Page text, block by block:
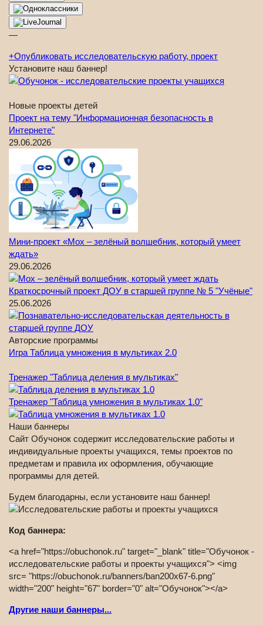
—
+Опубликовать исследовательскую работу, проект
Установите наш баннер!
Новые проекты детей
Проект на тему "Информационная безопасность в
Интернете"
29.06.2026
Мини-проект «Мох – зелёный волшебник, который умеет
ждать»
29.06.2026
Краткосрочный проект ДОУ в старшей группе № 5 "Учёные"
25.06.2026
Авторские программы
Игра Таблица умножения в мультиках 2.0
Тренажер "Таблица деления в мультиках"
Тренажер "Таблица умножения в мультиках 1.0"
Наши баннеры
Сайт Обучонок содержит исследовательские работы и
индивидуальные проекты учащихся, темы проектов по
предметам и правила их оформления, обучающие
программы для детей.
Будем благодарны, если установите наш баннер!
Код баннера:
<a href="https://obuchonok.ru" target="_blank" title="Обучонок -
исследовательские работы и проекты учащихся"> <img
src= "https://obuchonok.ru/banners/ban200x67-6.png"
width="200" height="67" border="0" alt="Обучонок"></a>
Другие наши баннеры...